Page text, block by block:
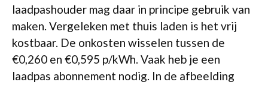
laadpashouder mag daar in principe gebruik van
maken. Vergeleken met thuis laden is het vrij
kostbaar. De onkosten wisselen tussen de
€0,260 en €0,595 p/kWh. Vaak heb je een
laadpas abonnement nodig. In de afbeelding